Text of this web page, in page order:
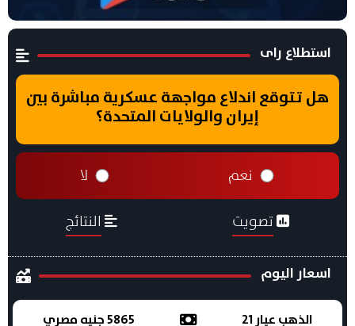
استطلاع راى
هل تتوقع اندلاع مواجهة عسكرية مباشرة بين
إيران والولايات المتحدة؟
نعم لا
تصويت النتائج
اسعار اليوم
الذهب عيار 21 5865 جنيه مصري